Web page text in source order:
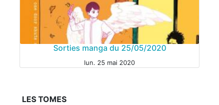
Sorties manga du 25/05/2020
lun. 25 mai 2020
LES TOMES